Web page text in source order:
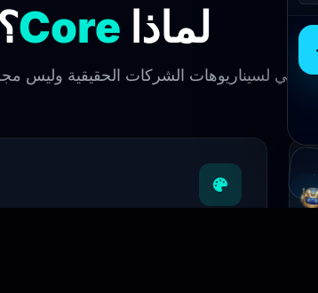
لماذا Core؟
مبني لسيناريوهات الشركات الحقيقية وليس